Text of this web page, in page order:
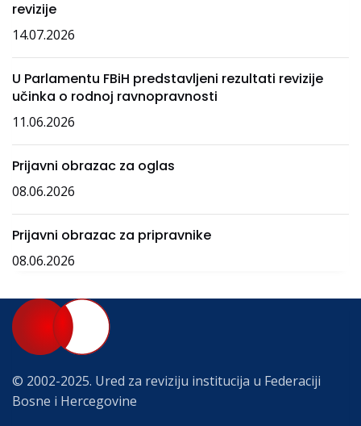
revizije
14.07.2026
U Parlamentu FBiH predstavljeni rezultati revizije
učinka o rodnoj ravnopravnosti
11.06.2026
Prijavni obrazac za oglas
08.06.2026
Prijavni obrazac za pripravnike
08.06.2026
© 2002-2025. Ured za reviziju institucija u Federaciji
Bosne i Hercegovine